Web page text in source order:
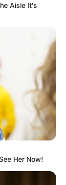
Aisle It's
Her Now!